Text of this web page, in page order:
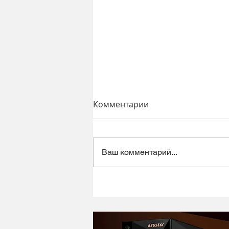
микрофон в ретро корпусе
Комментарии
Ваш комментарий...